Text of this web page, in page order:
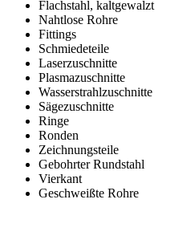
Flachstahl, kaltgewalzt
Nahtlose Rohre
Fittings
Schmiedeteile
Laserzuschnitte
Plasmazuschnitte
Wasserstrahlzuschnitte
Sägezuschnitte
Ringe
Ronden
Zeichnungsteile
Gebohrter Rundstahl
Vierkant
Geschweißte Rohre